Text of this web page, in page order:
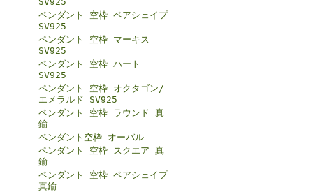
ペンダント 空枠 ペアシェイプ
SV925
ペンダント 空枠 マーキス
SV925
ペンダント 空枠 ハート
SV925
ペンダント 空枠 オクタゴン/
エメラルド SV925
ペンダント 空枠 ラウンド 真
鍮
ペンダント空枠 オーバル
ペンダント 空枠 スクエア 真
鍮
ペンダント 空枠 ペアシェイプ
真鍮